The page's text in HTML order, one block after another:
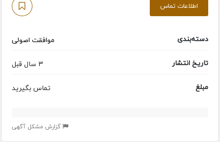
اطلاعات تماس
دسته‌بندی
موافقت اصولی
تاریخ انتشار
3 سال قبل
مبلغ
تماس بگیرید
گزارش مشکل آگهی